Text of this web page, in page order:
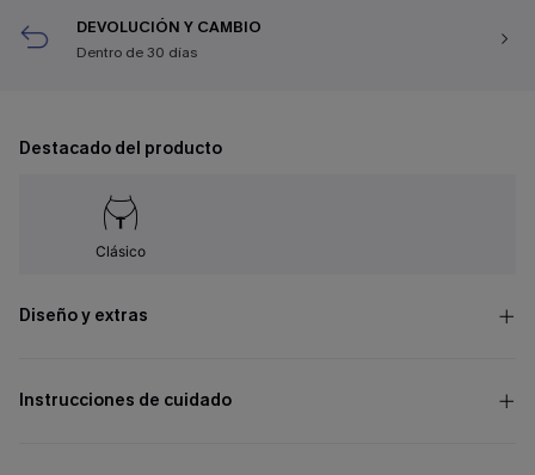
DEVOLUCIÓN Y CAMBIO
Dentro de 30 días
Destacado del producto
Clásico
Diseño y extras
Instrucciones de cuidado